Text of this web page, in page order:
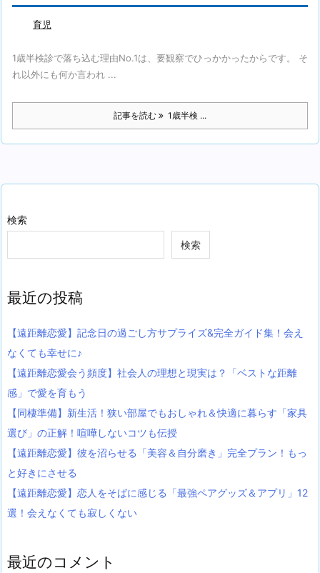
育児
1歳半検診で落ち込む理由No.1は、要観察でひっかかったからです。 そ
れ以外にも何か言われ ...
記事を読む 1歳半検 ...
検索
検索
最近の投稿
【遠距離恋愛】記念日の過ごし方サプライズ&完全ガイド集！会え
なくても幸せに♪
【遠距離恋愛会う頻度】社会人の理想と現実は？「ベストな距離
感」で愛を育もう
【同棲準備】新生活！狭い部屋でもおしゃれ＆快適に暮らす「家具
選び」の正解！喧嘩しないコツも伝授
【遠距離恋愛】彼を沼らせる「美容＆自分磨き」完全プラン！もっ
と好きにさせる
【遠距離恋愛】恋人をそばに感じる「最強ペアグッズ＆アプリ」12
選！会えなくても寂しくない
最近のコメント